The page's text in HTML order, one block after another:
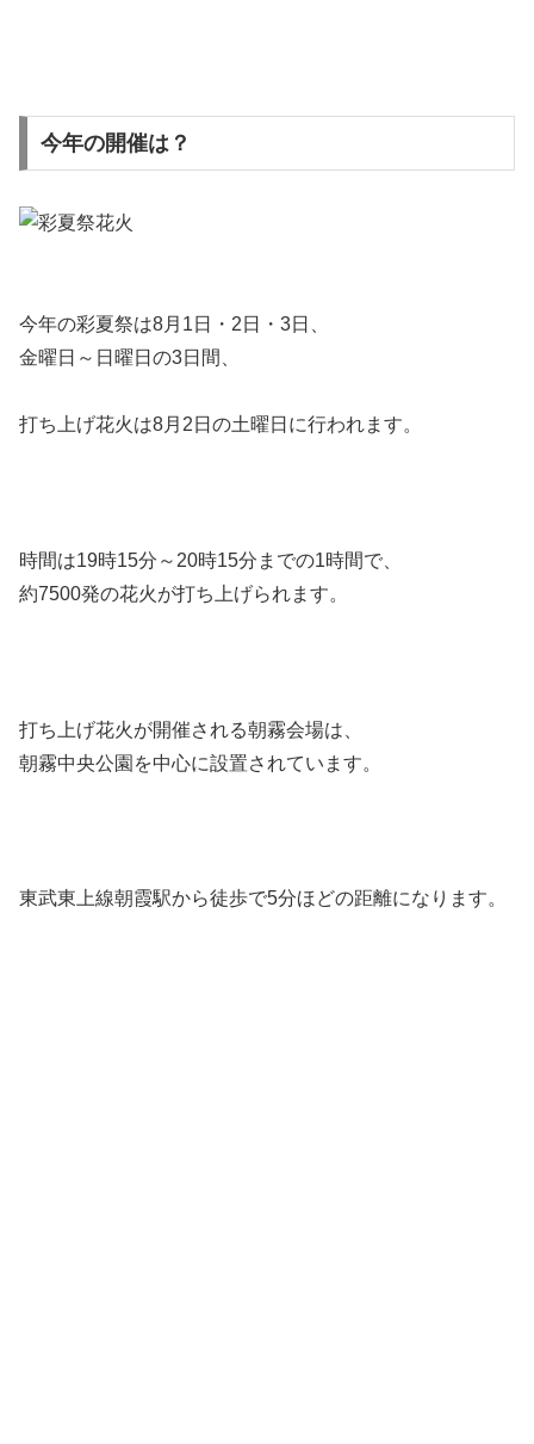
今年の開催は？
今年の彩夏祭は8月1日・2日・3日、
金曜日～日曜日の3日間、
打ち上げ花火は8月2日の土曜日に行われます。
時間は19時15分～20時15分までの1時間で、
約7500発の花火が打ち上げられます。
打ち上げ花火が開催される朝霧会場は、
朝霧中央公園を中心に設置されています。
東武東上線朝霞駅から徒歩で5分ほどの距離になります。